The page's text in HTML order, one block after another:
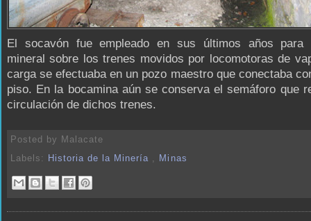
El socavón fue empleado en sus últimos años para
mineral sobre los trenes movidos por locomotoras de
carga se efectuaba en un pozo maestro que conectaba
piso. En la bocamina aún se conserva el semáforo que
circulación de dichos trenes.
Posted by Malacate
Labels:
Historia de la Minería , Minas